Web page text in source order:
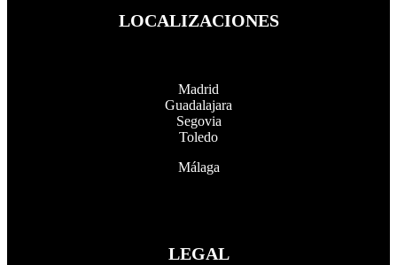
LOCALIZACIONES
Madrid
Guadalajara
Segovia
Toledo
Málaga
LEGAL